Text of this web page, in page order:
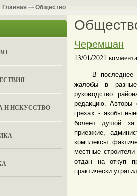
Главная Общество
И ИСКУССТВО
Черемшан
13/01/2021
В последнее
жалобы в
руководство
редакцию. Авторы
грехах - якобы
болеет душой
приезжие,
комплексы
местные
отдан на откуп
практически